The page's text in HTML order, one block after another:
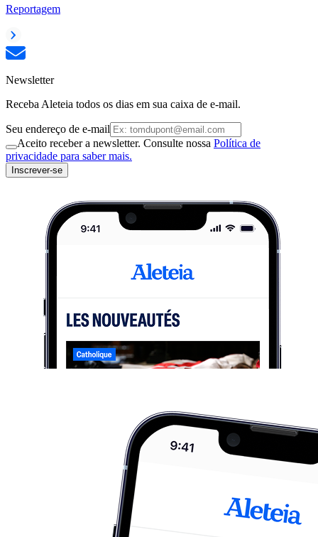
Reportagem
Newsletter
Receba Aleteia todos os dias em sua caixa de e-mail.
Seu endereço de e-mail
Aceito receber a newsletter. Consulte nossa Política de
privacidade para saber mais.
Inscrever-se